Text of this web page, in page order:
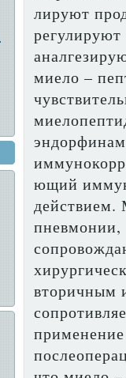
лируют
миело –
ющий
действием.
пневмонии,
вторичным